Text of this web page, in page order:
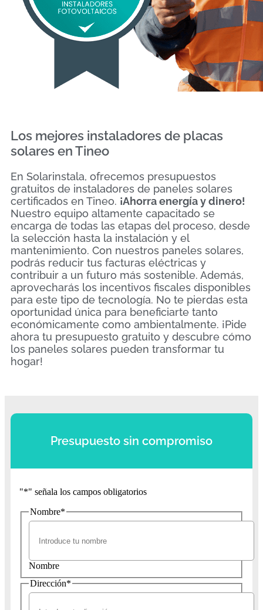
Los mejores instaladores de placas
solares en Tineo
En Solarinstala, ofrecemos presupuestos
gratuitos de instaladores de paneles solares
certificados en Tineo. ¡Ahorra energía y dinero!
Nuestro equipo altamente capacitado se
encarga de todas las etapas del proceso, desde
la selección hasta la instalación y el
mantenimiento. Con nuestros paneles solares,
podrás reducir tus facturas eléctricas y
contribuir a un futuro más sostenible. Además,
aprovecharás los incentivos fiscales disponibles
para este tipo de tecnología. No te pierdas esta
oportunidad única para beneficiarte tanto
económicamente como ambientalmente. ¡Pide
ahora tu presupuesto gratuito y descubre cómo
los paneles solares pueden transformar tu
hogar!
Presupuesto sin compromiso
"*" señala los campos obligatorios
Nombre*
Nombre
Dirección*